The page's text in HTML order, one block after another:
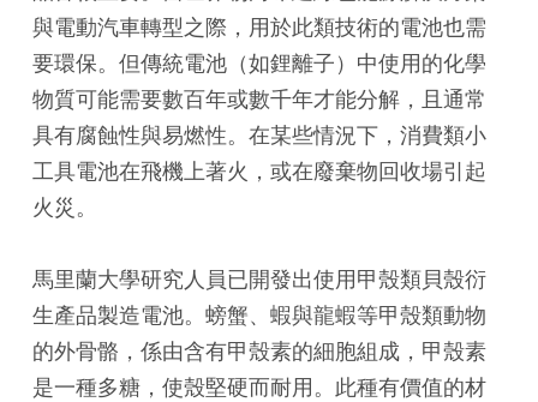
與電動汽車轉型之際，用於此類技術的電池也需
要環保。但傳統電池（如鋰離子）中使用的化學
物質可能需要數百年或數千年才能分解，且通常
具有腐蝕性與易燃性。在某些情況下，消費類小
工具電池在飛機上著火，或在廢棄物回收場引起
火災。
馬里蘭大學研究人員已開發出使用甲殼類貝殼衍
生產品製造電池。螃蟹、蝦與龍蝦等甲殼類動物
的外骨骼，係由含有甲殼素的細胞組成，甲殼素
是一種多糖，使殼堅硬而耐用。此種有價值的材